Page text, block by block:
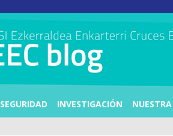
SEGURIDAD INVESTIGACIÓN